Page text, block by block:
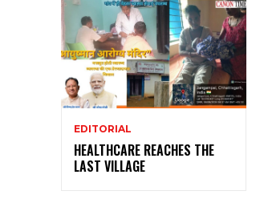
EDITORIAL
HEALTHCARE REACHES THE
LAST VILLAGE